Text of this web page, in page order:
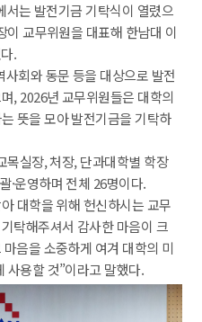
는 발전기금 기탁식이 열렸으
이 교무위원을 대표해 한남대 이
.
회와 동문 등을 대상으로 발전
, 2026년 교무위원들은 대학의
뜻을 모아 발전기금을 기탁하
목실장, 처장, 단과대학별 학장
·운영하며 전체 26명이다.
대학을 위해 헌신하시는 교무
탁해주셔서 감사한 마음이 크
음을 소중하게 여겨 대학의 미
사용할 것”이라고 말했다.